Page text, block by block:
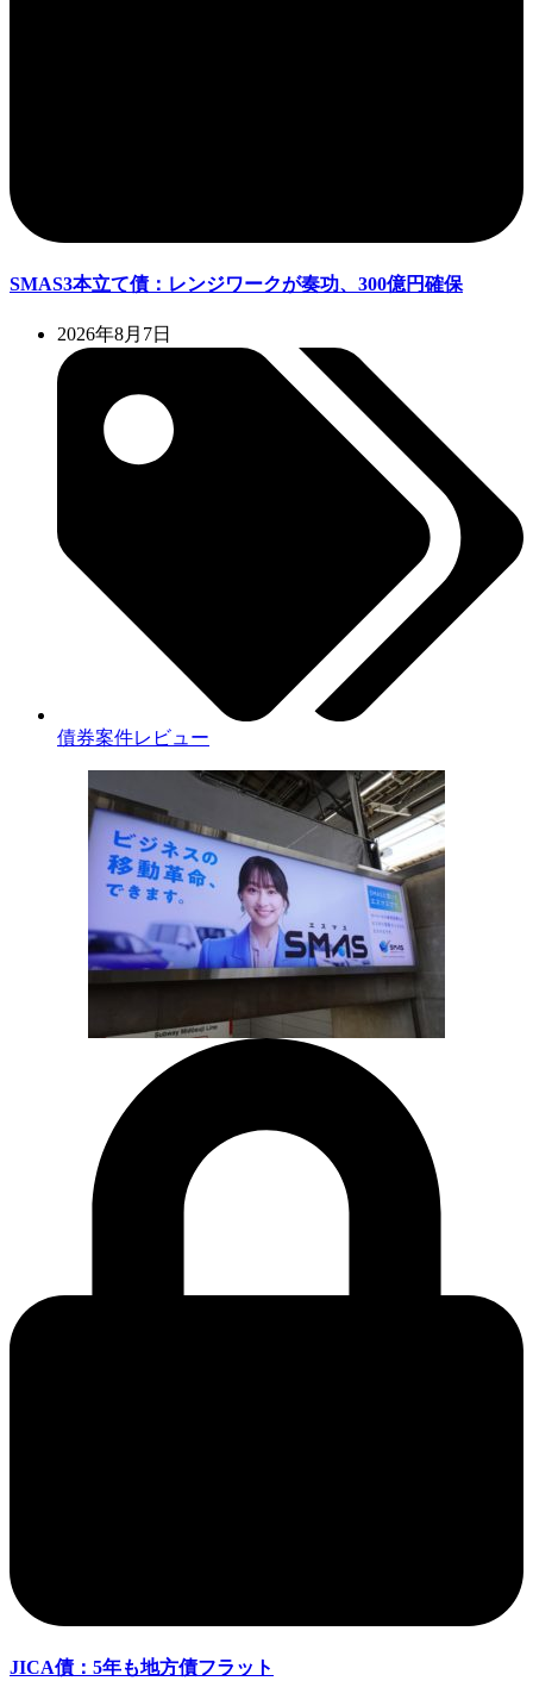
SMAS3本立て債：レンジワークが奏功、300億円確保
2026年8月7日
債券案件レビュー
JICA債：5年も地方債フラット